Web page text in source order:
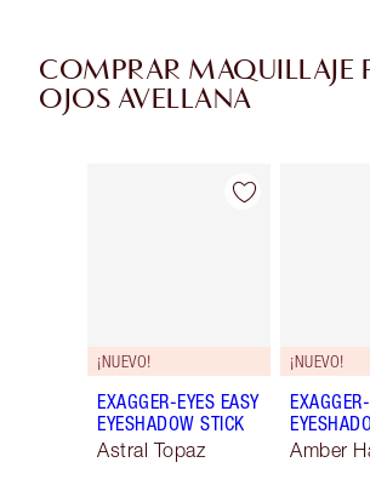
COMPRAR MAQUILLAJE
OJOS AVELLANA
Artículo 1 de 38
¡NUEVO!
EXAGGER-EYES EASY
EYESHADOW STICK
Astral Topaz
¡NUEVO!
Amber